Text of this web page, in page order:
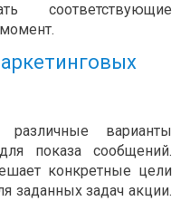
соответствующие
варианты
показа сообщений.
конкретные цели
заданных задач акции.